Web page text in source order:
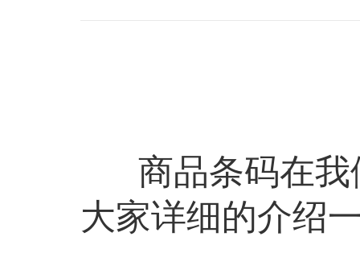
商品条码在我
大家详细的介绍